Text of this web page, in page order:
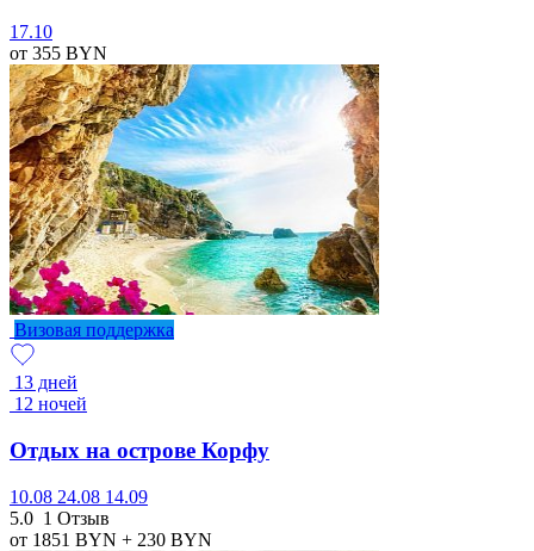
17.10
от 355 BYN
Визовая поддержка
13 дней
12 ночей
Отдых на острове Корфу
10.08 24.08 14.09
5.0 1 Отзыв
от 1851 BYN + 230 BYN